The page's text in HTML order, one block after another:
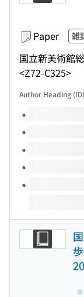
Paper 雑
国立新美術館
<Z72-C325>
Author Heading (ID)
Volumes of this title